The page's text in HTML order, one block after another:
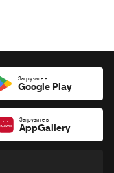
Загрузите в
Google Play
Загрузите в
AppGallery